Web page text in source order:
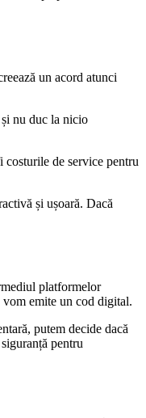
un acord atunci
nu duc la nicio
de service pentru
și ușoară. Dacă
platformelor
vom emite un cod digital.
putem decide dacă
pentru